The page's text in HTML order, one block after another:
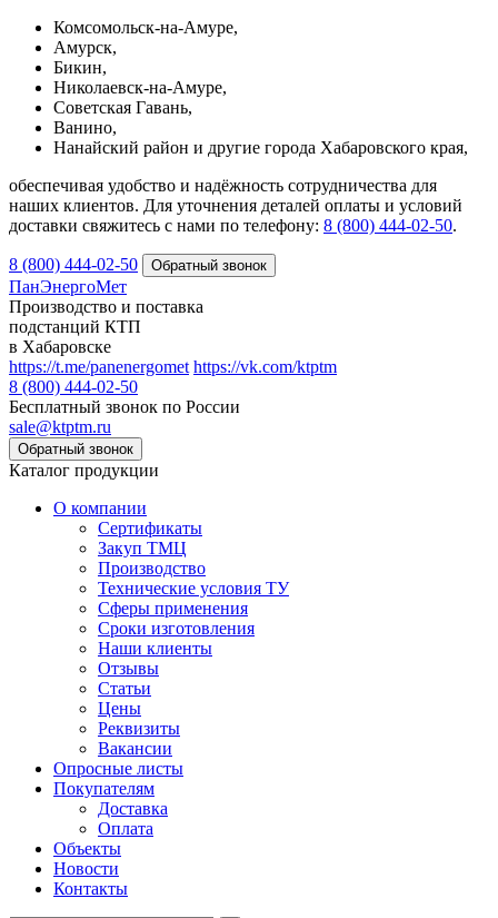
Комсомольск-на-Амуре,
Амурск,
Бикин,
Николаевск-на-Амуре,
Советская Гавань,
Ванино,
Нанайский район и другие города Хабаровского края,
обеспечивая удобство и надёжность сотрудничества для
наших клиентов. Для уточнения деталей оплаты и условий
доставки свяжитесь с нами по телефону: 8 (800) 444‑02‑50.
8 (800) 444-02-50
ПанЭнергоМет
Производство и поставка
подстанций КТП
в Хабаровске
https://t.me/panenergomet https://vk.com/ktptm
8 (800) 444-02-50
Бесплатный звонок по России
sale@ktptm.ru
Каталог продукции
О компании
Сертификаты
Закуп ТМЦ
Производство
Технические условия ТУ
Сферы применения
Сроки изготовления
Наши клиенты
Отзывы
Статьи
Цены
Реквизиты
Вакансии
Опросные листы
Покупателям
Доставка
Оплата
Объекты
Новости
Контакты